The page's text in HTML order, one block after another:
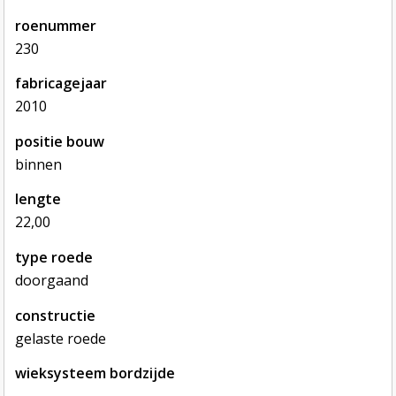
roenummer
230
fabricagejaar
2010
positie bouw
binnen
lengte
22,00
type roede
doorgaand
constructie
gelaste roede
wieksysteem bordzijde